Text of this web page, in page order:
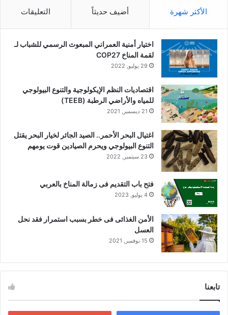
الأكثر شهرة أضيف حديثاً التعليقات
اختيار أمنية العمراني المبعوث الرسمي للشباب لـ
لقمة المناخ COP27
29 يوليو, 2022
اقتصاديات النظم الإيكولوجية والتنوع البيولوجي
للمياه والأراضي الرطبة (TEEB)
21 ديسمبر, 2021
اغتيال البحر الأحمر.. الصيد الجائر لخيار البحر يقتل
التنوع البيولوجي ويحرم الصيادين قوت يومهم
23 سبتمبر, 2022
فتح باب التقديم فى زمالة المناخ بالعربي
4 يوليو, 2023
الأمن الغذائى فى خطر بسبب استمرار فقد نحل
العسل
15 نوفمبر, 2021
تابعنا